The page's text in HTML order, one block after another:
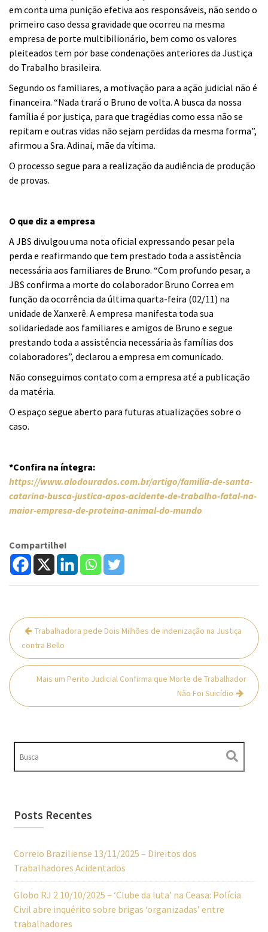
em conta uma punição efetiva aos responsáveis, não sendo o
primeiro caso dessa gravidade que ocorreu na mesma
empresa de porte multibilionário, bem como os valores
pleiteados tem por base condenações anteriores da Justiça
do Trabalho brasileira.
Segundo os familiares, a motivação para a ação judicial não é
financeira. “Nada trará o Bruno de volta. A busca da nossa
família é por justiça, para que tragédias como essa não se
repitam e outras vidas não sejam perdidas da mesma forma”,
afirmou a Sra. Adinai, mãe da vítima.
O processo segue para a realização da audiência de produção
de provas.
O que diz a empresa
A JBS divulgou uma nota oficial expressando pesar pela
perda e reafirmando que tem prestado toda a assistência
necessária aos familiares de Bruno. “Com profundo pesar, a
JBS confirma a morte do colaborador Bruno Correa em
função da ocorrência da última quarta-feira (02/11) na
unidade de Xanxerê. A empresa manifesta toda sua
solidariedade aos familiares e amigos de Bruno e segue
prestando toda a assistência necessária às famílias dos
colaboradores”, declarou a empresa em comunicado.
Não conseguimos contato com a empresa até a publicação
da matéria.
O espaço segue aberto para futuras atualizações sobre o
caso.
*Confira na íntegra:
https://www.alodourados.com.br/artigo/familia-de-santa-
catarina-busca-justica-apos-acidente-de-trabalho-fatal-na-
maior-empresa-de-proteina-animal-do-mundo
Compartilhe!
Navegação
de
Post
Trabalhadora pede Dois Milhões de indenização na Justiça
contra Bello
Mais um Perito Judicial Confirma que Morte de Trabalhador
Não Foi Suicídio
Posts Recentes
Correio Braziliense 13/11/2025 – Direitos dos
Trabalhadores Acidentados
Globo RJ 2 10/10/2025 – ‘Clube da luta’ na Ceasa: Polícia
Civil abre inquérito sobre brigas ‘organizadas’ entre
trabalhadores